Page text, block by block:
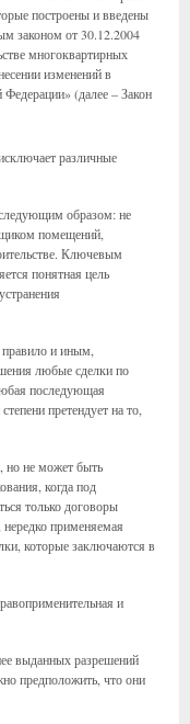
построены и введены
законом от 30.12.2004
многоквартирных
изменений в
Федерации» (далее – Закон
различные
образом: не
помещений,
Ключевым
понятная цель
и иным,
любые сделки по
последующая
претендует на то,
но не может быть
когда под
только договоры
нередко применяемая
которые заключаются в
и
выданных разрешений
предположить, что они